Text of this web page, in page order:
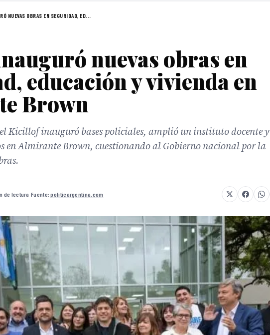
NUEVAS OBRAS EN SEGURIDAD, ED...
nuevas obras en
educación y vivienda en
Brown
Kicillof inauguró bases policiales, amplió un instituto docente y
en Almirante Brown, cuestionando al Gobierno nacional por la
de lectura ·Fuente:politicargentina.com